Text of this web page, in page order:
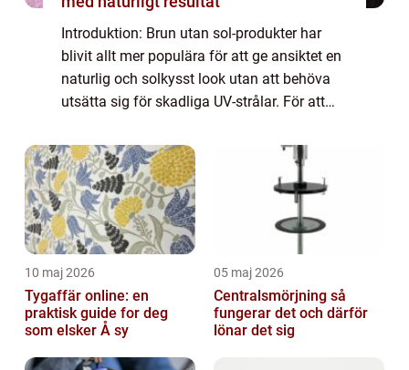
Introduktion: Brun utan sol-produkter har
blivit allt mer populära för att ge ansiktet en
naturlig och solkysst look utan att behöva
utsätta sig för skadliga UV-strålar. För att
produkten för ditt ansikte, kom...
10 maj 2026
Tygaffär online: en
praktisk guide for deg
som elsker Å sy
05 maj 2026
Centralsmörjning så
fungerar det och därför
lönar det sig